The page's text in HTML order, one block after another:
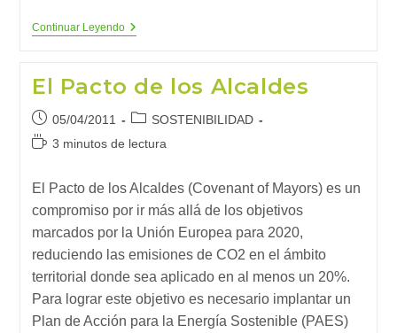
Continuar LeyendoSmartcity,
Ecointeligente
El Pacto de los Alcaldes
Publicación
de
05/04/2011
Categoría
de
SOSTENIBILIDAD
Tiempo3 minutos de lectura
El Pacto de los Alcaldes (Covenant of Mayors) es un
compromiso por ir más allá de los objetivos
marcados por la Unión Europea para 2020,
reduciendo las emisiones de CO2 en el ámbito
territorial donde sea aplicado en al menos un 20%.
Para lograr este objetivo es necesario implantar un
Plan de Acción para la Energía Sostenible (PAES)